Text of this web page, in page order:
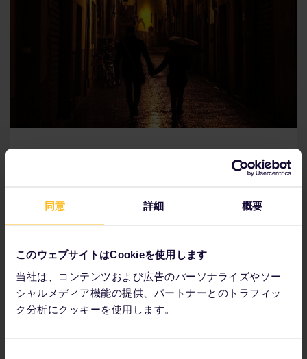
同意 詳細 概要
このウェブサイトはCookieを使用します
当社は、コンテンツおよび広告のパーソナライズやソー
シャルメディア機能の提供、パートナーとのトラフィッ
ク分析にクッキーを使用します。
に出ると気持ちいいものです。オリトラルノ (Oltrarno) 界
ます。